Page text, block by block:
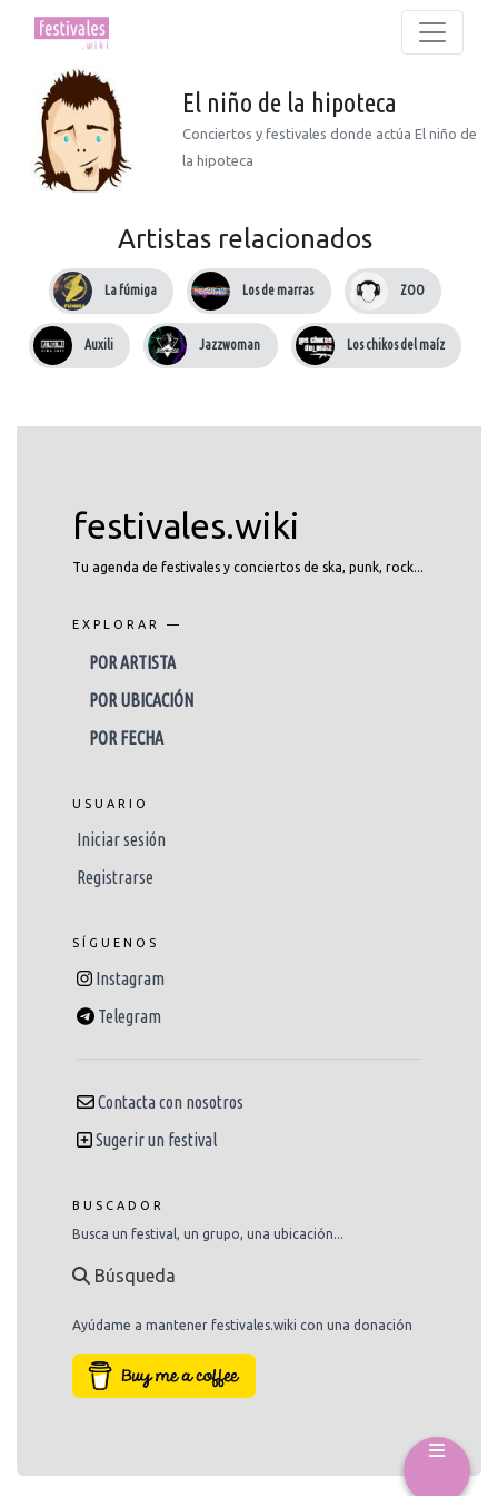
El niño de la hipoteca
Conciertos y festivales donde actúa El niño de
la hipoteca
Artistas relacionados
La fúmiga Los de marras ZOO
Auxili Jazzwoman Los chikos del maíz
festivales.wiki
Tu agenda de festivales y conciertos de ska, punk, rock...
EXPLORAR —
POR ARTISTA
POR UBICACIÓN
POR FECHA
USUARIO
Iniciar sesión
Registrarse
SÍGUENOS
Instagram
Telegram
Contacta con nosotros
Sugerir un festival
BUSCADOR
Busca un festival, un grupo, una ubicación...
Búsqueda
Ayúdame a mantener festivales.wiki con una donación